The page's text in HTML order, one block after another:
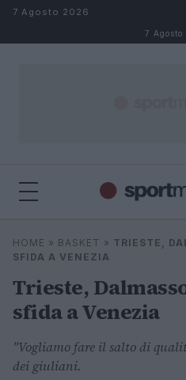
Salta al contenuto
7 Agosto 2026
7 Agosto
Cerca
HOME » BASKET » TRIESTE,
SFIDA A VENEZIA
Trieste,
sfida a Venezia
"Vogliamo fare il salto di
dei giuliani.